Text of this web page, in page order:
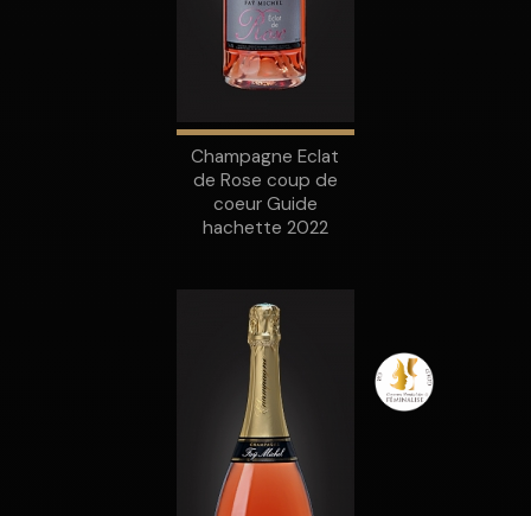
Champagne Eclat
de Rose coup de
coeur Guide
hachette 2022